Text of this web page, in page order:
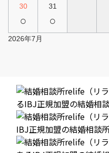
30
○
31
○
2026年7月